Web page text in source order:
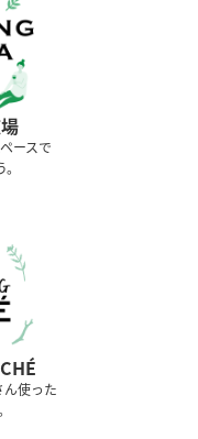
ースで
使った